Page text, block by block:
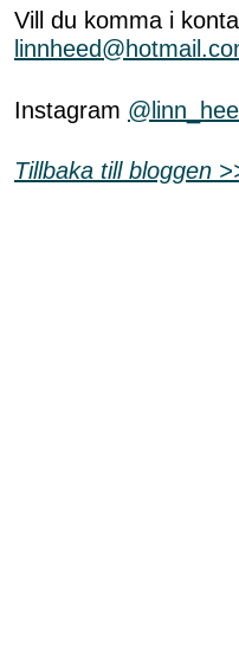
Bloggar
Vill du komma i
Instagram
Tillbaka till bloggen